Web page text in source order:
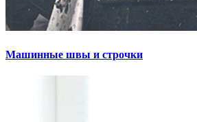
Машинные швы и строчки